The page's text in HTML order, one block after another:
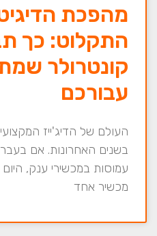
מהפכת
התקלוט: כך
קונטרולר
עבורכם
העולם של הדיג'ייז
בשנים האחרונות. אם בעבר
עמוסות במכשירי ענק,
מכשיר אחד